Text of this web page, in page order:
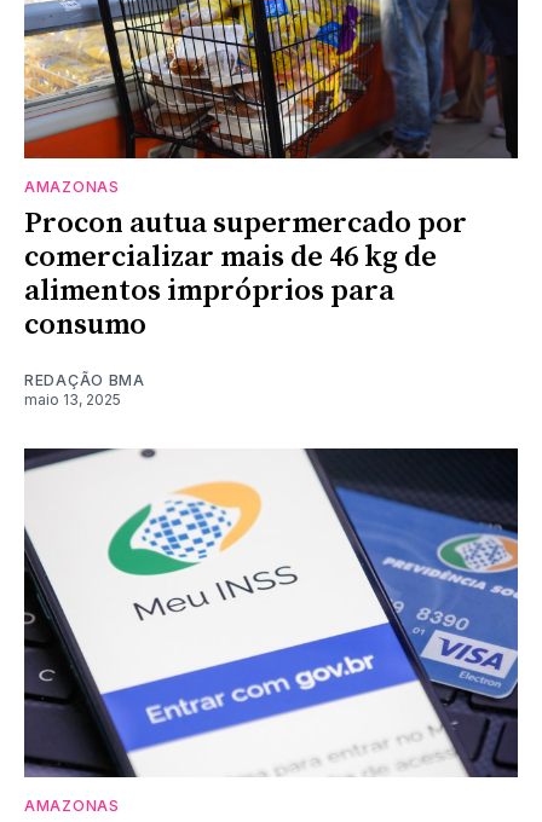
AMAZONAS
Procon autua supermercado por
comercializar mais de 46 kg de
alimentos impróprios para
consumo
REDAÇÃO BMA
maio 13, 2025
AMAZONAS